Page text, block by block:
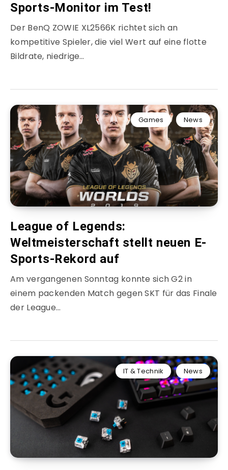
Sports-Monitor im Test!
Der BenQ ZOWIE XL2566K richtet sich an
kompetitive Spieler, die viel Wert auf eine flotte
Bildrate, niedrige…
Games News
League of Legends:
Weltmeisterschaft stellt neuen E-
Sports-Rekord auf
Am vergangenen Sonntag konnte sich G2 in
einem packenden Match gegen SKT für das Finale
der League…
IT & Technik News